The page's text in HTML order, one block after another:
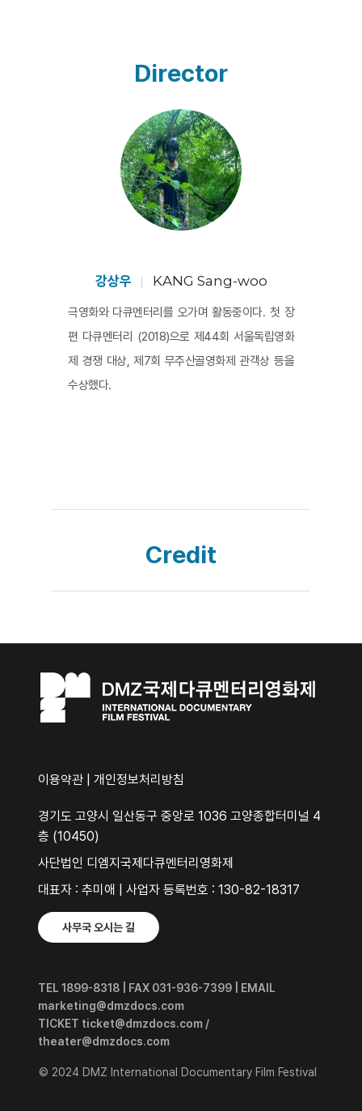
의 주제를 모두 말해주진 않는다. 예컨대 강상우는
남의 출판사 관계자들과 북의 유족들이 만나고 협
의하는 과정을 소설책 『임꺽정』의 물성(책의 표
지와 내지 이미지)과 나란히 놓고, 기계적인 사운드
몽타주를 덧붙여 상상적으로 기술한다. <페이 오프
>는 미처 ‘갚지(pay off)' 못한 저작권료를 매개로 하
여 해결되지 않은 채 표랑하는 정치, 비즈니스, 문
Director
강상우 KANG Sang-woo
극영화와 다큐멘터리를 오가며 활동중이다. 첫 장
편 다큐멘터리 (2018)으로 제44회 서울독립영화
제 경쟁 대상, 제7회 무주산골영화제 관객상 등을
수상했다.
Credit
이용약관 개인정보처리방침
경기도 고양시 일산동구 중앙로 1036 고양종합터미널 4
층 (10450)
사단법인 디엠지국제다큐멘터리영화제
대표자 : 추미애 | 사업자 등록번호 : 130-82-18317
사무국 오시는 길
TEL 1899-8318 | FAX 031-936-7399 | EMAIL
marketing@dmzdocs.com
TICKET ticket@dmzdocs.com /
theater@dmzdocs.com
© 2024 DMZ International Documentary Film Festival